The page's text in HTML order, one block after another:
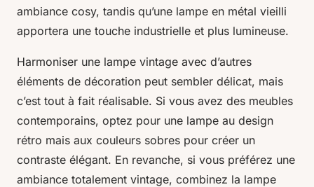
ambiance cosy, tandis qu’une lampe en métal vieilli
apportera une touche industrielle et plus lumineuse.
Harmoniser une lampe vintage avec d’autres
éléments de décoration peut sembler délicat, mais
c’est tout à fait réalisable. Si vous avez des meubles
contemporains, optez pour une lampe au design
rétro mais aux couleurs sobres pour créer un
contraste élégant. En revanche, si vous préférez une
ambiance totalement vintage, combinez la lampe